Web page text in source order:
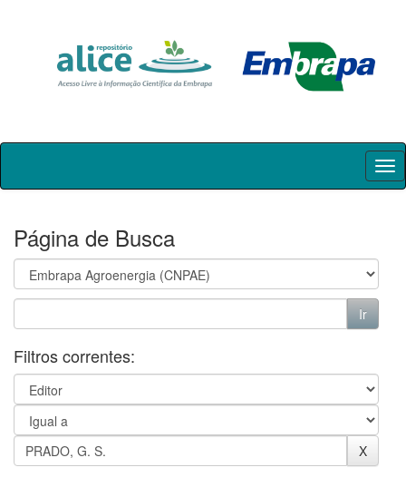
Skip
Página de Busca
Filtros correntes: